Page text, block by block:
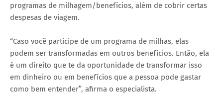
programas de milhagem/benefícios, além de cobrir certas
despesas de viagem.
“Caso você participe de um programa de milhas, elas
podem ser transformadas em outros benefícios. Então, ela
é um direito que te da oportunidade de transformar isso
em dinheiro ou em benefícios que a pessoa pode gastar
como bem entender”, afirma o especialista.